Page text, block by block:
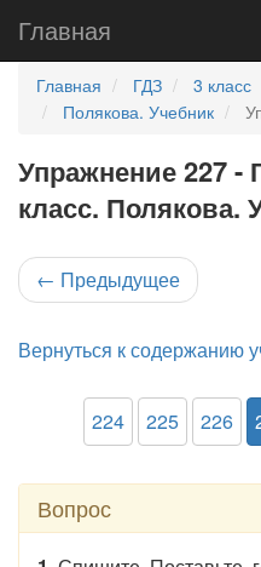
Главная
Главная ГДЗ 3 класс
Полякова. Учебник
Упражнение 227 -
класс. Полякова.
← Предыдущее
Вернуться к содержанию
224 225 226
Вопрос